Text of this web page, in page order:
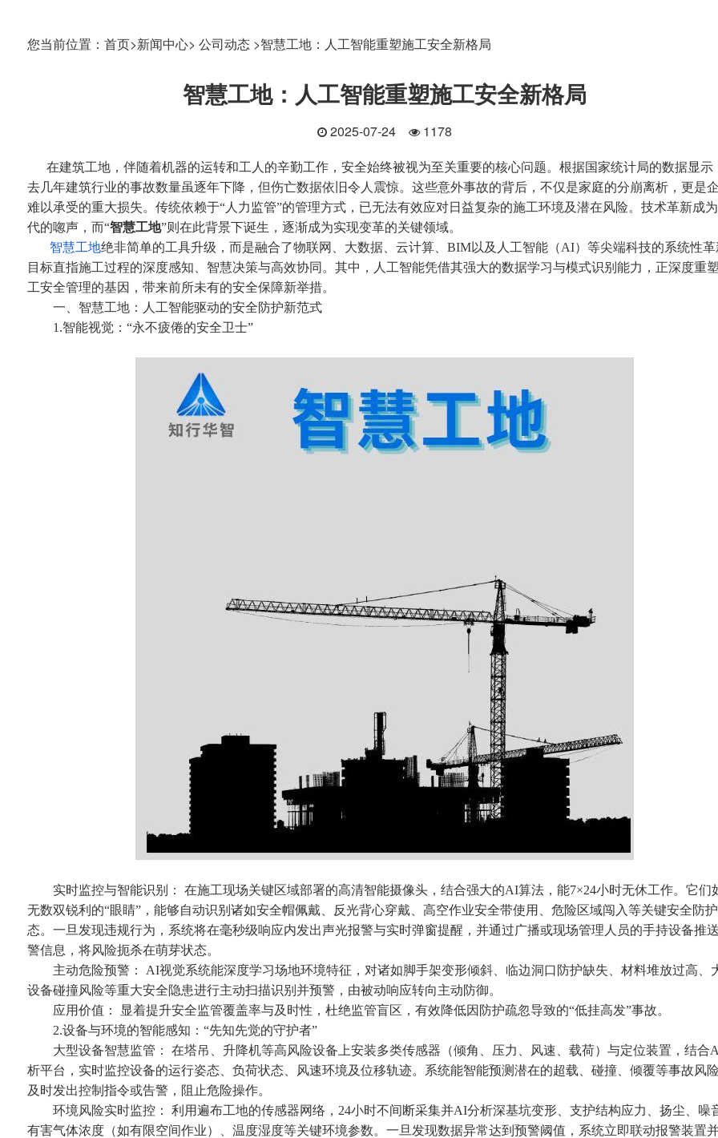
您当前位置： 首页>新闻中心> 公司动态 >智慧工地：人工智能重塑施工安全新格局
智慧工地：人工智能重塑施工安全新格局
2025-07-24 1178
在建筑工地，伴随着机器的运转和工人的辛勤工作，安全始终被视为至关重要的核心问题。根据国家统计局的数据显示
去几年建筑行业的事故数量虽逐年下降，但伤亡数据依旧令人震惊。这些意外事故的背后，不仅是家庭的分崩离析，更是
难以承受的重大损失。传统依赖于“人力监管”的管理方式，已无法有效应对日益复杂的施工环境及潜在风险。技术革新成
代的唿声，而“智慧工地”则在此背景下诞生，逐渐成为实现变革的关键领域。
智慧工地绝非简单的工具升级，而是融合了物联网、大数据、云计算、BIM以及人工智能（AI）等尖端科技的系统性革
目标直指施工过程的深度感知、智慧决策与高效协同。其中，人工智能凭借其强大的数据学习与模式识别能力，正深度重
工安全管理的基因，带来前所未有的安全保障新举措。
一、智慧工地：人工智能驱动的安全防护新范式
1.智能视觉：“永不疲倦的安全卫士”
实时监控与智能识别： 在施工现场关键区域部署的高清智能摄像头，结合强大的AI算法，能7×24小时无休工作。它们
无数双锐利的“眼睛”，能够自动识别诸如安全帽佩戴、反光背心穿戴、高空作业安全带使用、危险区域闯入等关键安全防
态。一旦发现违规行为，系统将在毫秒级响应内发出声光报警与实时弹窗提醒，并通过广播或现场管理人员的手持设备推
警信息，将风险扼杀在萌芽状态。
主动危险预警： AI视觉系统能深度学习场地环境特征，对诸如脚手架变形倾斜、临边洞口防护缺失、材料堆放过高、
设备碰撞风险等重大安全隐患进行主动扫描识别并预警，由被动响应转向主动防御。
应用价值： 显着提升安全监管覆盖率与及时性，杜绝监管盲区，有效降低因防护疏忽导致的“低挂高发”事故。
2.设备与环境的智能感知：“先知先觉的守护者”
大型设备智慧监管： 在塔吊、升降机等高风险设备上安装多类传感器（倾角、压力、风速、载荷）与定位装置，结合
析平台，实时监控设备的运行姿态、负荷状态、风速环境及位移轨迹。系统能智能预测潜在的超载、碰撞、倾覆等事故风险
及时发出控制指令或告警，阻止危险操作。
环境风险实时监控： 利用遍布工地的传感器网络，24小时不间断采集并AI分析深基坑变形、支护结构应力、扬尘、噪
有害气体浓度（如有限空间作业）、温度湿度等关键环境参数。一旦发现数据异常达到预警阈值，系统立即联动报警装置